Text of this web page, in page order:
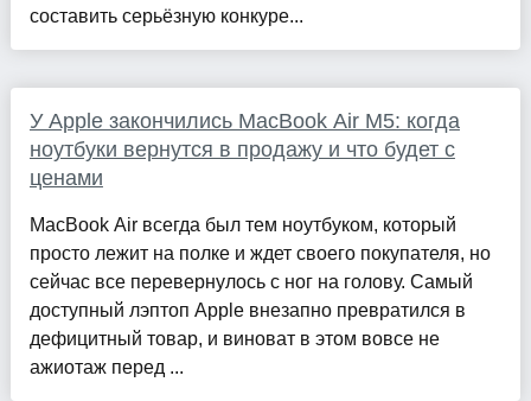
составить серьёзную конкуре...
У Apple закончились MacBook Air M5: когда
ноутбуки вернутся в продажу и что будет с
ценами
MacBook Air всегда был тем ноутбуком, который
просто лежит на полке и ждет своего покупателя, но
сейчас все перевернулось с ног на голову. Самый
доступный лэптоп Apple внезапно превратился в
дефицитный товар, и виноват в этом вовсе не
ажиотаж перед ...